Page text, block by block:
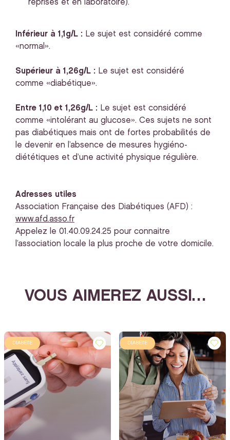
reprises et en laboratoire).
Inférieur à 1,1g/L : Le sujet est considéré comme
«normal».
Supérieur à 1,26g/L : Le sujet est considéré
comme «diabétique».
Entre 1,10 et 1,26g/L : Le sujet est considéré
comme «intolérant au glucose». Ces sujets ne sont
pas diabétiques mais ont de fortes probabilités de
le devenir en l’absence de mesures hygiéno-
diététiques et d’une activité physique régulière.
Adresses utiles
Association Française des Diabétiques (AFD) :
www.afd.asso.fr
Appelez le 01.40.09.24.25 pour connaitre
l’association locale la plus proche de votre domicile.
VOUS AIMEREZ AUSSI…
DIABÈTE DIABÈTE